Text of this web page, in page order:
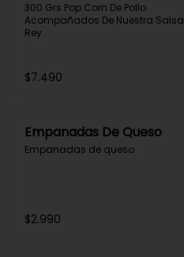
300 Grs Pop Corn De Pollo
Acompañados De Nuestra Salsa
Rey
$7.490
Empanadas De Queso
Empanadas de queso
$2.990